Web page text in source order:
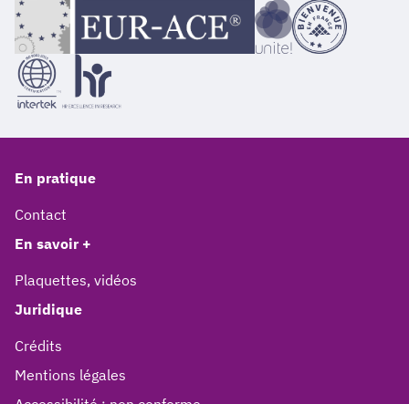
En pratique
Contact
En savoir +
Plaquettes, vidéos
Juridique
Crédits
Mentions légales